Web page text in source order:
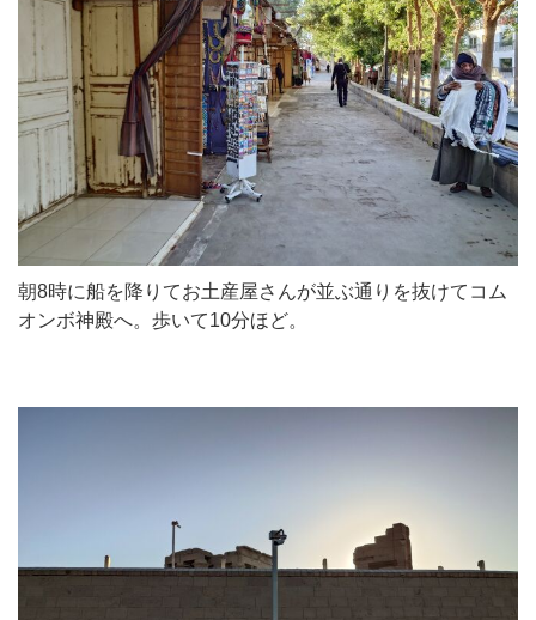
朝8時に船を降りてお土産屋さんが並ぶ通りを抜けてコム
オンボ神殿へ。歩いて10分ほど。